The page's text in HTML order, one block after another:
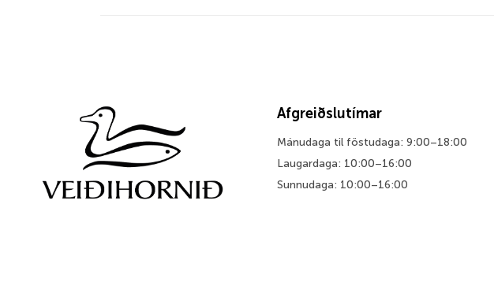
Afgreiðslutímar
Mánudaga til föstudaga: 9:00–18:00
Laugardaga: 10:00–16:00
Sunnudaga: 10:00–16:00